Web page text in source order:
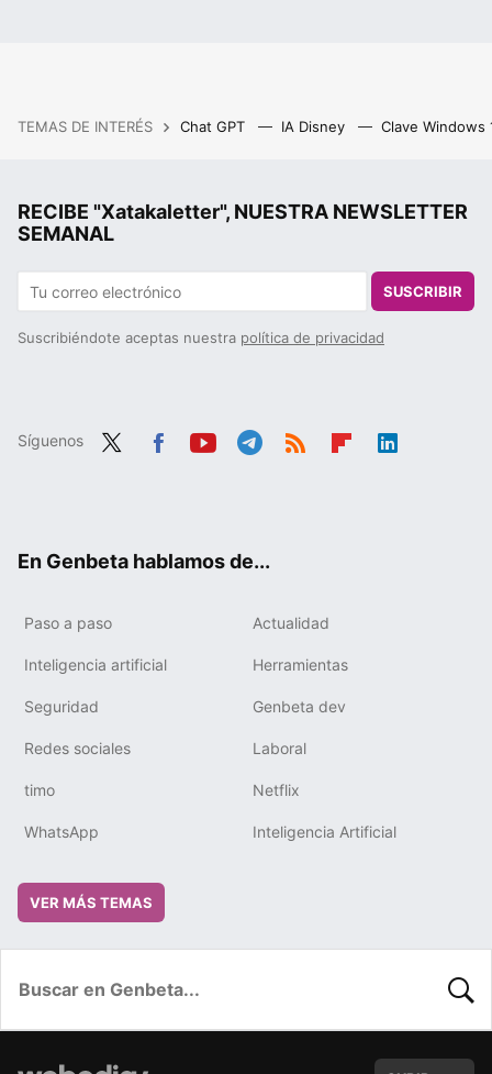
TEMAS DE INTERÉS Chat GPT IA Disney Clave Windows
RECIBE "Xatakaletter", NUESTRA NEWSLETTER
SEMANAL
SUSCRIBIR
Suscribiéndote aceptas nuestra política de privacidad
Síguenos
En Genbeta hablamos de...
Paso a paso Actualidad
Inteligencia artificial Herramientas
Seguridad Genbeta dev
Redes sociales Laboral
timo Netflix
WhatsApp Inteligencia Artificial
VER MÁS TEMAS